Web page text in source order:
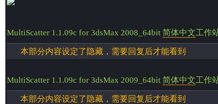
MultiScatter 1.1.09c for 3dsMax 2008_64bit 简体中文工作
本部分内容设定了隐藏，需要回复后才能看到
MultiScatter 1.1.09c for 3dsMax 2009_64bit 简体中文工作
本部分内容设定了隐藏，需要回复后才能看到